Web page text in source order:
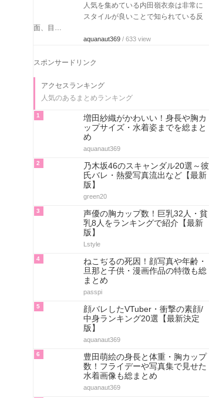
人気を集めている内田嶺衣奈は非常に
スタイルが良いことで知られている反
面、目…
aquanaut369 / 633 view
スポンサードリンク
アクセスランキング
人気のあるまとめランキング
1
増田紗織がかわいい！身長や胸カ
ップサイズ・水着姿までを総まと
め
aquanaut369
2
乃木坂46のスキャンダル20選～彼
氏バレ・熱愛写真流出など【最新
版】
green20
3
声優の胸カップ数！巨乳32人・貧
乳8人をランキングで紹介【最新
版】
Lstyle
4
ねこぢるの死因！顔写真や年齢・
旦那と子供・漫画作品の特徴も総
まとめ
passpi
5
顔バレしたVTuber・衝撃の素顔/
中身ランキング20選【最新決定
版】
aquanaut369
6
豊田萌絵の身長と体重・胸カップ
数！フライデーや写真集で見せた
水着画像も総まとめ
aquanaut369